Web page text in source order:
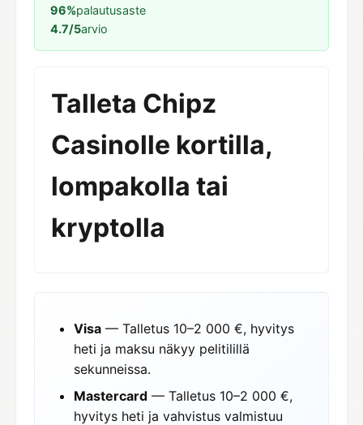
96%palautusaste
4.7/5arvio
Talleta Chipz
Casinolle kortilla,
lompakolla tai
kryptolla
Visa — Talletus 10–2 000 €, hyvitys
heti ja maksu näkyy pelitilillä
sekunneissa.
Mastercard — Talletus 10–2 000 €,
hyvitys heti ja vahvistus valmistuu